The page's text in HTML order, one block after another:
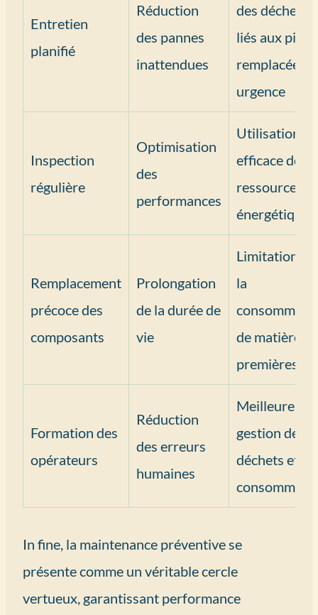
Entretien
planifié
Réduction
des pannes
inattendues
des déchets
liés aux
remplacées
urgence
Inspection
régulière
Optimisation
des
performances
Utilisation
efficace des
ressources
énergétiques
Remplacement
précoce des
composants
Prolongation
de la durée de
vie
Limitation de
la
de matières
premières
Formation des
opérateurs
Réduction
des erreurs
humaines
Meilleure
gestion des
déchets et
In fine, la maintenance préventive se
présente comme un véritable cercle
vertueux, garantissant performance